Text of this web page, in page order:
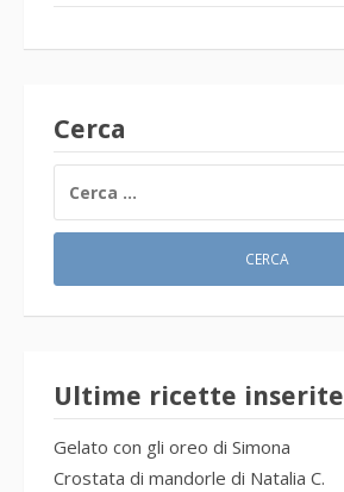
Cerca
PER:
Ultime ricette inserite
Gelato con gli oreo di Simona
Crostata di mandorle di Natalia C.